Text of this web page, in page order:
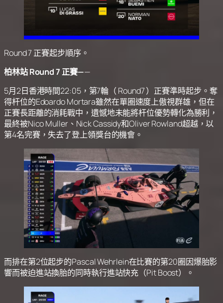
Round 7 正賽起步順序。
柏林站 Round 7 正賽——
5月2日香港時間22:05，第7輪（ Round7 ）正賽準時起步。奪
得杆位的Edoardo Mortara雖然在單圈速度上傲視群雄，但在
正賽長距離的消耗戰中，遺憾地未能將杆位優勢轉化為勝利，
最終被Nico Muller、Nick Cassidy和Oliver Rowland超越，以
第4名完賽，失去了登上領獎台的機會。
而排在第2位起步的Pascal Wehrlein在比賽的第20圈因爆胎影
響而被迫進站換胎的同時執行進站快充（Pit Boost）。